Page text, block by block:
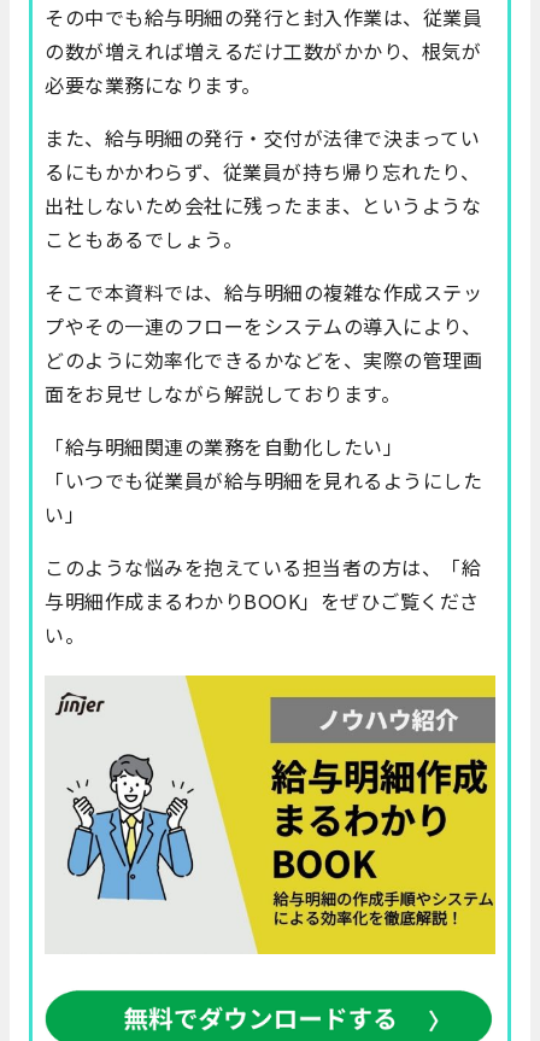
その中でも給与明細の発行と封入作業は、従業員
の数が増えれば増えるだけ工数がかかり、根気が
必要な業務になります。
また、給与明細の発行・交付が法律で決まってい
るにもかかわらず、従業員が持ち帰り忘れたり、
出社しないため会社に残ったまま、というような
こともあるでしょう。
そこで本資料では、給与明細の複雑な作成ステッ
プやその一連のフローをシステムの導入により、
どのように効率化できるかなどを、実際の管理画
面をお見せしながら解説しております。
「給与明細関連の業務を自動化したい」
「いつでも従業員が給与明細を見れるようにした
い」
このような悩みを抱えている担当者の方は、「給
与明細作成まるわかりBOOK」をぜひご覧くださ
い。